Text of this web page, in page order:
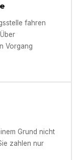
fahren
Vorgang
Grund nicht
zahlen nur